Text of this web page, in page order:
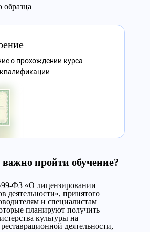
образца
о прохождении курса
пройти обучение?
ФЗ «О лицензировании
деятельности», принятого
и специалистам
планируют получить
культуры на
деятельности,